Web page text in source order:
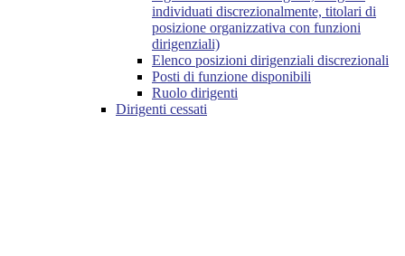
individuati discrezionalmente, titolari di
posizione organizzativa con funzioni
dirigenziali)
Elenco posizioni dirigenziali discrezionali
Posti di funzione disponibili
Ruolo dirigenti
Dirigenti cessati